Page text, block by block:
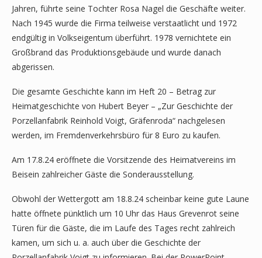
Jahren, führte seine Tochter Rosa Nagel die Geschäfte weiter.
Nach 1945 wurde die Firma teilweise verstaatlicht und 1972
endgültig in Volkseigentum überführt. 1978 vernichtete ein
Großbrand das Produktionsgebäude und wurde danach
abgerissen.
Die gesamte Geschichte kann im Heft 20 – Betrag zur
Heimatgeschichte von Hubert Beyer – „Zur Geschichte der
Porzellanfabrik Reinhold Voigt, Gräfenroda“ nachgelesen
werden, im Fremdenverkehrsbüro für 8 Euro zu kaufen.
Am 17.8.24 eröffnete die Vorsitzende des Heimatvereins im
Beisein zahlreicher Gäste die Sonderausstellung.
Obwohl der Wettergott am 18.8.24 scheinbar keine gute Laune
hatte öffnete pünktlich um 10 Uhr das Haus Grevenrot seine
Türen für die Gäste, die im Laufe des Tages recht zahlreich
kamen, um sich u. a. auch über die Geschichte der